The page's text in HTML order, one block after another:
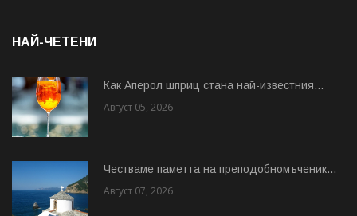
НАЙ-ЧЕТЕНИ
Как Аперол шприц стана най-известния...
Август 05, 2026
Честваме паметта на преподобномъченик...
Август 07, 2026